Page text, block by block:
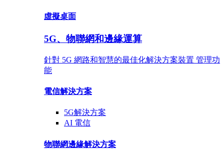
虛擬桌面
5G、物聯網和邊緣運算
針對 5G 網路和智慧的最佳化解決方案裝置 管理功
能
電信解決方案
5G解決方案
AI 電信
物聯網邊緣解決方案